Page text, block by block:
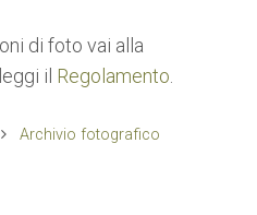
di foto vai alla
il Regolamento
Archivio fotografico